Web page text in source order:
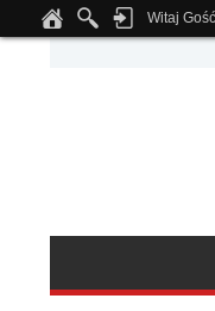
Notice: Undefined index:
Witaj Gość